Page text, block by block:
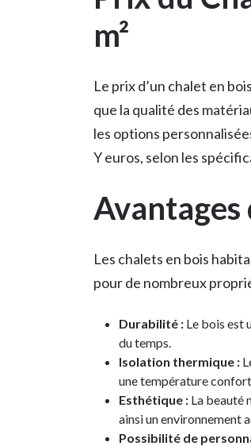
m²
Le prix d’un chalet en
que la qualité des
les options
Y euros, selon les
Avantages
Les chalets en bois
pour de nombreux
Durabilité : Le bois est
du temps.
Isolation thermique :
une température
Esthétique : La beauté
ainsi un environnement
Possibilité de